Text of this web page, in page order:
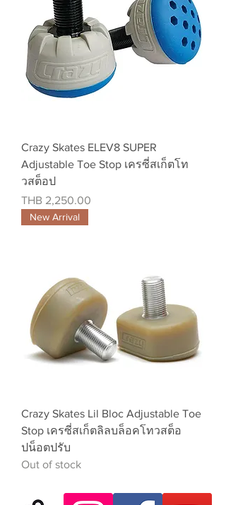
Crazy Skates ELEV8 SUPER
Adjustable Toe Stop เครซี่สเก็ตโท
วสต็อป
Price
THB 2,250.00
New Arrival
Crazy Skates Lil Bloc Adjustable Toe
Stop เครซี่สเก็ตลิลบล็อคโทวสต็อ
ปน็อตปรับ
Out of stock